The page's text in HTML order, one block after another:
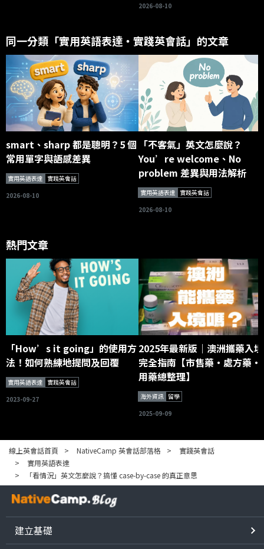
2026-08-10
同一分類「實用英語表達・實踐英會話」的文章
smart、sharp 都是聰明？5 個
常用單字與語感差異
實用英語表達 實踐英會話
2026-08-10
「不客氣」英文怎麼說？
You’re welcome、No
problem 差異與用法解析
實用英語表達 實踐英會話
2026-08-10
熱門文章
「How’s it going」的使用方
法！如何熟練地提問及回覆
實用英語表達 實踐英會話
2023-09-27
2025年最新版｜澳洲攜藥入境
完全指南【市售藥・處方藥・
用藥總整理】
海外資訊 留學
2025-09-09
線上英會話首頁 NativeCamp 英會話部落格
實踐英會話
實用英語表達
「看情況」英文怎麼說？搞懂 case-by-case 的真正意思
建立基礎